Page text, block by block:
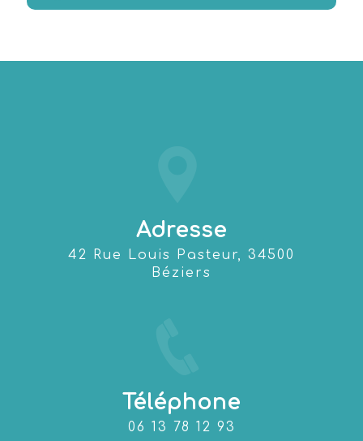
Adresse
42 Rue Louis Pasteur, 34500
Béziers
Téléphone
06 13 78 12 93